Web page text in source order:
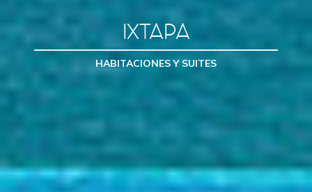
IXTAPA
HABITACIONES Y SUITES